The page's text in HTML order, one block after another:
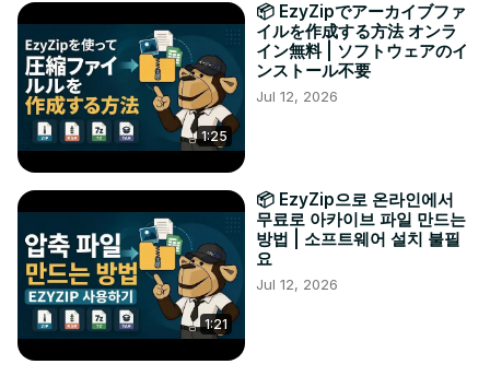
1:25
📦 EzyZipでアーカイブファ
イルを作成する方法 オンラ
イン無料 | ソフトウェアのイ
ンストール不要
Jul 12, 2026
1:21
📦 EzyZip으로 온라인에서
무료로 아카이브 파일 만드는
방법 | 소프트웨어 설치 불필
요
Jul 12, 2026